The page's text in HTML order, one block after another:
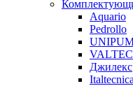
Aquario
Pedrollo
VALTEC
Джилекс
Italtecnica